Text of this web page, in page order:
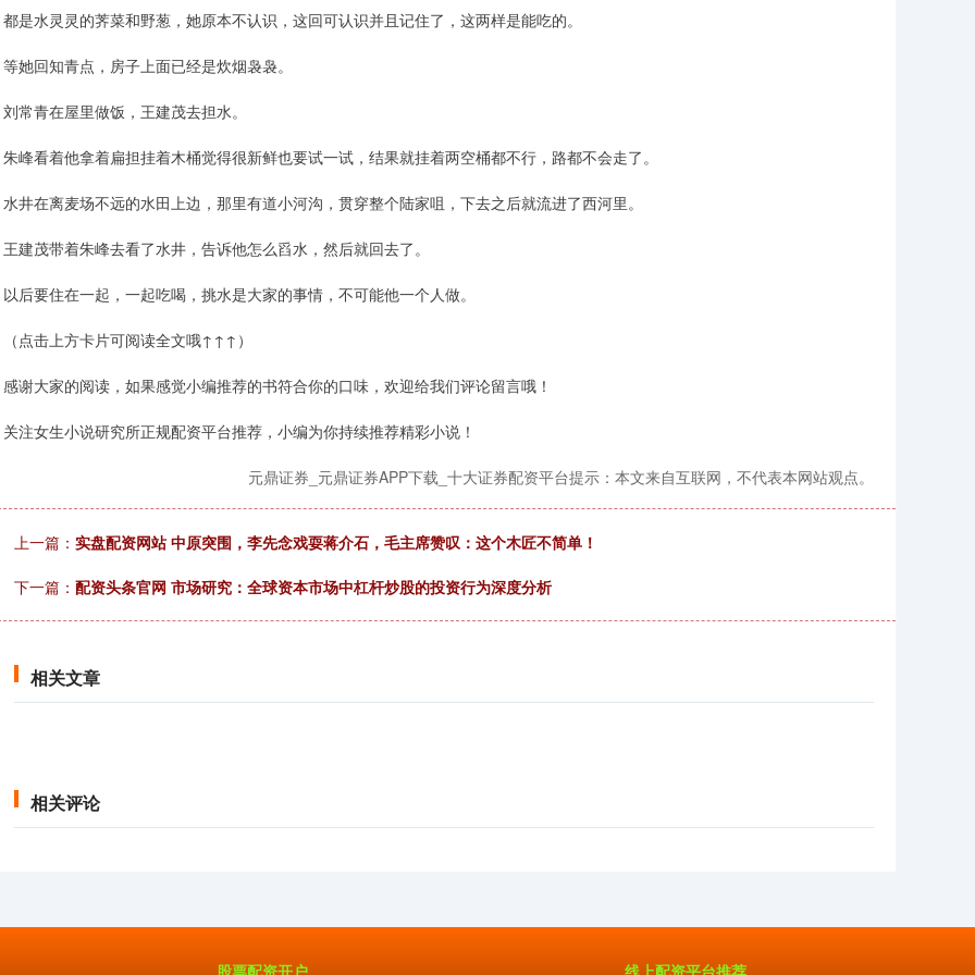
都是水灵灵的荠菜和野葱，她原本不认识，这回可认识并且记住了，这两样是能吃的。
等她回知青点，房子上面已经是炊烟袅袅。
刘常青在屋里做饭，王建茂去担水。
朱峰看着他拿着扁担挂着木桶觉得很新鲜也要试一试，结果就挂着两空桶都不行，路都不会走了。
水井在离麦场不远的水田上边，那里有道小河沟，贯穿整个陆家咀，下去之后就流进了西河里。
王建茂带着朱峰去看了水井，告诉他怎么舀水，然后就回去了。
以后要住在一起，一起吃喝，挑水是大家的事情，不可能他一个人做。
（点击上方卡片可阅读全文哦↑↑↑）
感谢大家的阅读，如果感觉小编推荐的书符合你的口味，欢迎给我们评论留言哦！
关注女生小说研究所正规配资平台推荐，小编为你持续推荐精彩小说！
元鼎证券_元鼎证券APP下载_十大证券配资平台提示：本文来自互联网，不代表本网站观点。
上一篇： 实盘配资网站 中原突围，李先念戏耍蒋介石，毛主席赞叹：这个木匠不简单！
下一篇： 配资头条官网 市场研究：全球资本市场中杠杆炒股的投资行为深度分析
相关文章
相关评论
股票配资开户 线上配资平台推荐